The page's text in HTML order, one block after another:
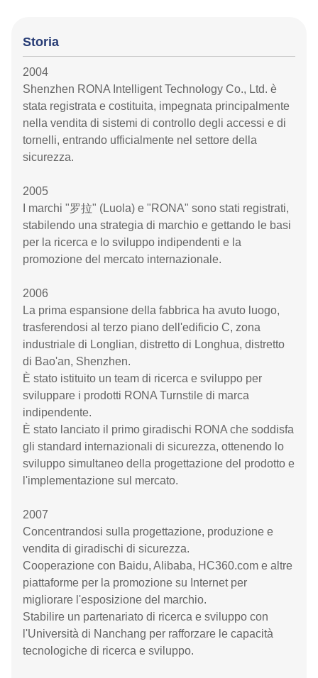
Storia
2004
Shenzhen RONA Intelligent Technology Co., Ltd. è
stata registrata e costituita, impegnata principalmente
nella vendita di sistemi di controllo degli accessi e di
tornelli, entrando ufficialmente nel settore della
sicurezza.
2005
I marchi "罗拉" (Luola) e "RONA" sono stati registrati,
stabilendo una strategia di marchio e gettando le basi
per la ricerca e lo sviluppo indipendenti e la
promozione del mercato internazionale.
2006
La prima espansione della fabbrica ha avuto luogo,
trasferendosi al terzo piano dell'edificio C, zona
industriale di Longlian, distretto di Longhua, distretto
di Bao'an, Shenzhen.
È stato istituito un team di ricerca e sviluppo per
sviluppare i prodotti RONA Turnstile di marca
indipendente.
È stato lanciato il primo giradischi RONA che soddisfa
gli standard internazionali di sicurezza, ottenendo lo
sviluppo simultaneo della progettazione del prodotto e
l'implementazione sul mercato.
2007
Concentrandosi sulla progettazione, produzione e
vendita di giradischi di sicurezza.
Cooperazione con Baidu, Alibaba, HC360.com e altre
piattaforme per la promozione su Internet per
migliorare l'esposizione del marchio.
Stabilire un partenariato di ricerca e sviluppo con
l'Università di Nanchang per rafforzare le capacità
tecnologiche di ricerca e sviluppo.